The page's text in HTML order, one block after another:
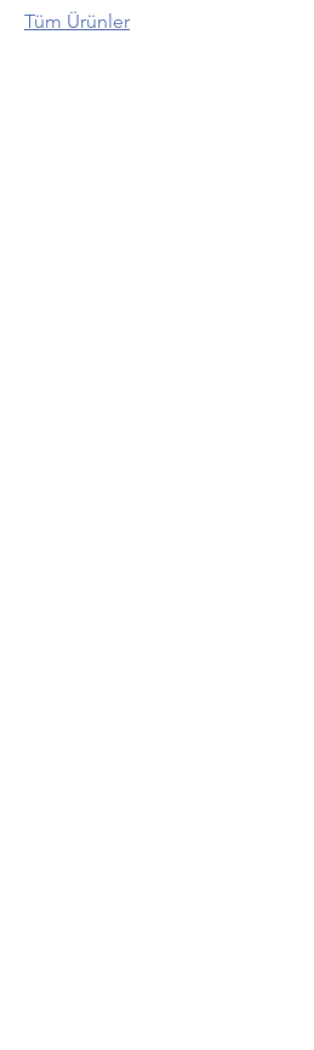
Tüm Ürünler